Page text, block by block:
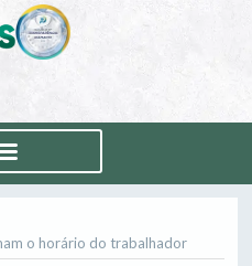
o horário do trabalhador